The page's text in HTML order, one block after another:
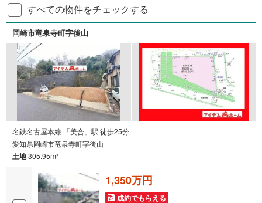
すべての物件をチェックする
岡崎市竜泉寺町字後山
名鉄名古屋本線 「美合」駅 徒歩25分
愛知県岡崎市竜泉寺町字後山
土地305.95m2
1,350万円
成約でもらえる